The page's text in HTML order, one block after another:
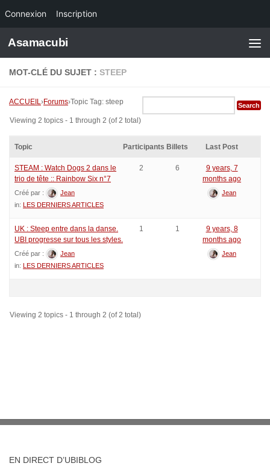
Connexion Inscription
Skip to content
Asamacubi
MOT-CLÉ DU SUJET : STEEP
ACCUEIL›Forums›Topic Tag: steep
Viewing 2 topics - 1 through 2 (of 2 total)
Topic Participants Billets Last Post
STEAM : Watch Dogs 2 dans le
trio de tête :: Rainbow Six n°7
Créé par :
Jean
in: LES DERNIERS ARTICLES
2 6
9 years, 7
months ago
Jean
UK : Steep entre dans la danse.
UBI progresse sur tous les styles.
Créé par :
Jean
in: LES DERNIERS ARTICLES
1 1
9 years, 8
months ago
Jean
Viewing 2 topics - 1 through 2 (of 2 total)
EN DIRECT D’UBIBLOG